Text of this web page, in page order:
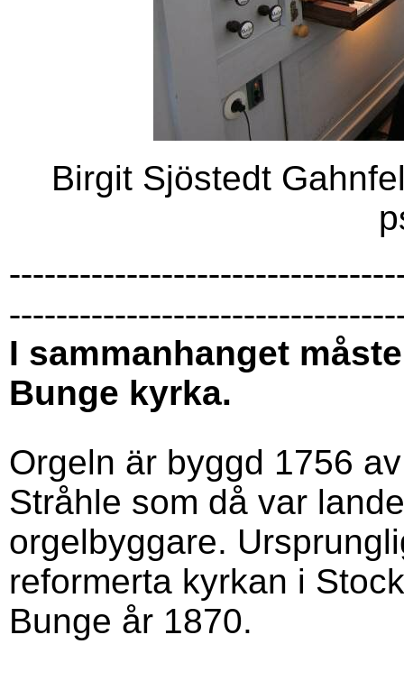
Birgit Sjöstedt
I sammanhanget
Bunge kyrka.
Orgeln är byggd 1756
Stråhle som då var
orgelbyggare.
reformerta kyrkan i
Bunge år 1870.